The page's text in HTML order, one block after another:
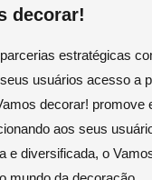
decorar!
estratégicas
usuários acesso
decorar!
aos seus
e diversificada, o